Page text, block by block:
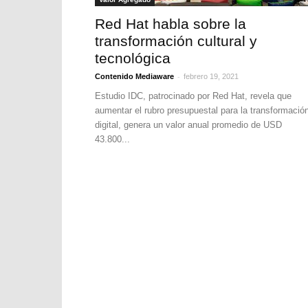
Red Hat habla sobre la
transformación cultural y
tecnológica
Contenido Mediaware - febrero 19, 2021
Estudio IDC, patrocinado por Red Hat, revela que
aumentar el rubro presupuestal para la
digital, genera un valor anual promedio de USD
43.800...